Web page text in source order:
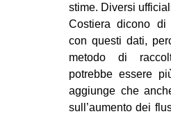
stime. Diversi
Costiera dicono di
con questi dati,
metodo di
potrebbe essere
aggiunge che
sull’aumento dei